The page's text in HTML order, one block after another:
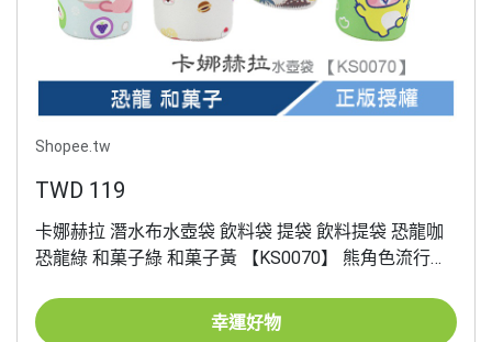
Shopee.tw
TWD 119
卡娜赫拉 潛水布水壺袋 飲料袋 提袋 飲料提袋 恐龍咖
恐龍綠 和菓子綠 和菓子黃 【KS0070】 熊角色流行生
幸運好物